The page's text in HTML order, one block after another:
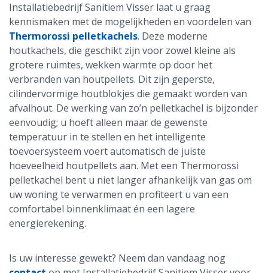
Installatiebedrijf Sanitiem Visser laat u graag
kennismaken met de mogelijkheden en voordelen van
Thermorossi pelletkachels. Deze moderne
houtkachels, die geschikt zijn voor zowel kleine als
grotere ruimtes, wekken warmte op door het
verbranden van houtpellets. Dit zijn geperste,
cilindervormige houtblokjes die gemaakt worden van
afvalhout. De werking van zo’n pelletkachel is bijzonder
eenvoudig; u hoeft alleen maar de gewenste
temperatuur in te stellen en het intelligente
toevoersysteem voert automatisch de juiste
hoeveelheid houtpellets aan. Met een Thermorossi
pelletkachel bent u niet langer afhankelijk van gas om
uw woning te verwarmen en profiteert u van een
comfortabel binnenklimaat én een lagere
energierekening.
Is uw interesse gewekt? Neem dan vandaag nog